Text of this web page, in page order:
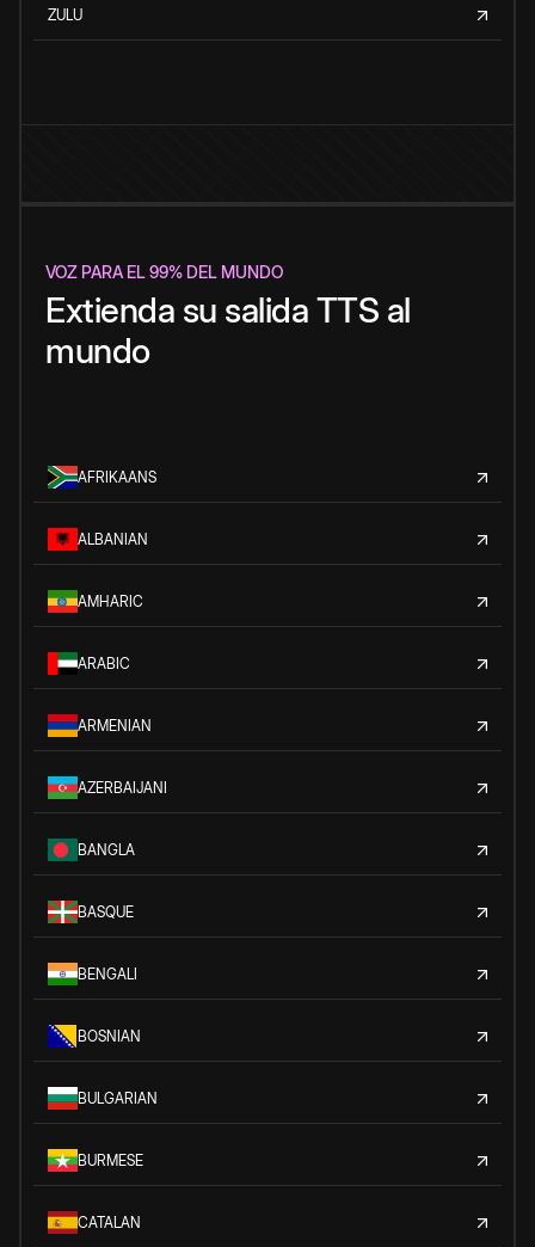
ZULU
VOZ PARA EL 99% DEL MUNDO
Extienda su salida TTS al
mundo
AFRIKAANS
ALBANIAN
AMHARIC
ARABIC
ARMENIAN
AZERBAIJANI
BANGLA
BASQUE
BENGALI
BOSNIAN
BULGARIAN
BURMESE
CATALAN